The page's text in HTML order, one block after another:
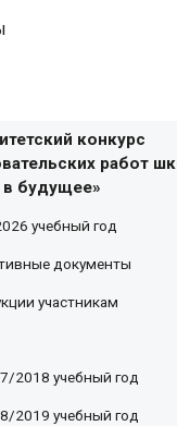
конкурс
работ
в будущее»
учебный год
документы
участникам
2018 учебный год
2019 учебный год